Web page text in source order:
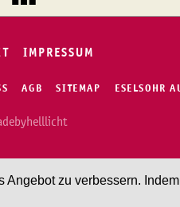
zu verbessern.
IMPRESSUM
AGB SITEMAP ESELSOHR